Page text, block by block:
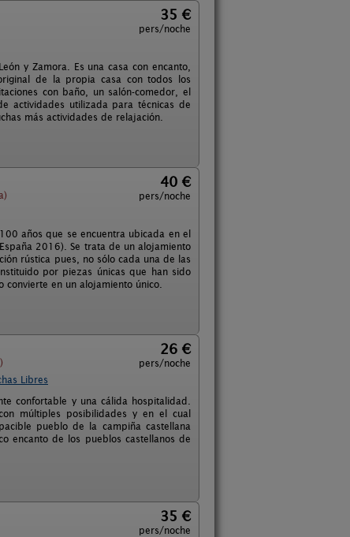
35 €
pers/noche
y Zamora. Es una casa con encanto,
de la propia casa con todos los
con baño, un salón-comedor, el
actividades utilizada para técnicas de
más actividades de relajación.
40 €
pers/noche
años que se encuentra ubicada en el
2016). Se trata de un alojamiento
rústica pues, no sólo cada una de las
por piezas únicas que han sido
en un alojamiento único.
26 €
pers/noche
Libres
confortable y una cálida hospitalidad.
múltiples posibilidades y en el cual
pueblo de la campiña castellana
encanto de los pueblos castellanos de
35 €
pers/noche